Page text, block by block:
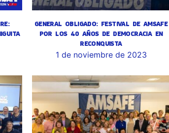
GENERAL OBLIGADO: FESTIVAL DE AMSAFE
POR LOS 40 AÑOS DE DEMOCRACIA EN
RECONQUISTA
1 de noviembre de 2023